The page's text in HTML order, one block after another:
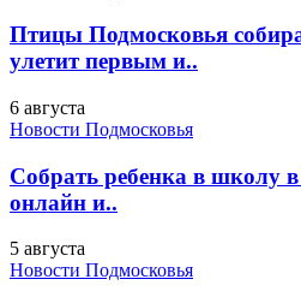
Птицы Подмосковья
улетит первым и..
6 августа
Новости Подмосковья
Собрать ребенка в школу
онлайн и..
5 августа
Новости Подмосковья